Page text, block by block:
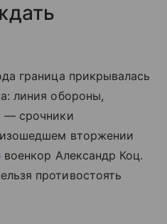
граница прикрывалась
линия обороны,
— срочники
вторжении
военкор Александр Коц.
противостоять